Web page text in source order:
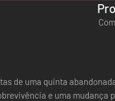
de uma quinta
e uma mudança